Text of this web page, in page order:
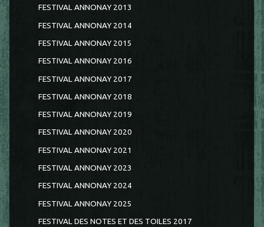
FESTIVAL ANNONAY 2013
FESTIVAL ANNONAY 2014
FESTIVAL ANNONAY 2015
FESTIVAL ANNONAY 2016
FESTIVAL ANNONAY 2017
FESTIVAL ANNONAY 2018
FESTIVAL ANNONAY 2019
FESTIVAL ANNONAY 2020
FESTIVAL ANNONAY 2021
FESTIVAL ANNONAY 2023
FESTIVAL ANNONAY 2024
FESTIVAL ANNONAY 2025
FESTIVAL DES NOTES ET DES TOILES 2017